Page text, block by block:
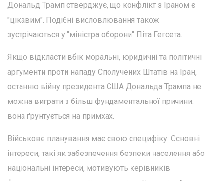
Дональд Трамп стверджує, що конфлікт з Іраном є
"цікавим". Подібні висловлювання також
зустрічаються у "міністра оборони" Піта Гегсета.
Якщо відкласти вбік моральні, юридичні та політичні
аргументи проти нападу Сполучених Штатів на Іран,
останню війну президента США Дональда Трампа не
можна виграти з більш фундаментальної причини:
вона ґрунтується на примхах.
Військове планування має свою специфіку. Основні
інтереси, такі як забезпечення безпеки населення або
національні інтереси, мотивують керівників